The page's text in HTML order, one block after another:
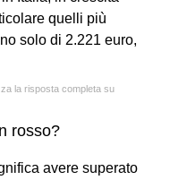
quelli più
solo di 2.221 euro,
la risposta completa su
rosso?
avere superato